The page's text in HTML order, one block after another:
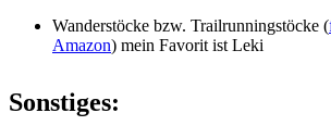
Wanderstöcke bzw. Trailrunningstöcke (
Amazon) mein Favorit ist Leki
Sonstiges: